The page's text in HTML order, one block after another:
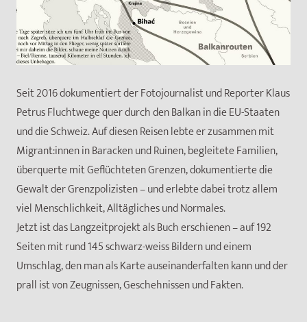
Seit 2016 dokumentiert der Fotojournalist und Reporter Klaus
Petrus Fluchtwege quer durch den Balkan in die EU-Staaten
und die Schweiz. Auf diesen Reisen lebte er zusammen mit
Migrant:innen in Baracken und Ruinen, begleitete Familien,
überquerte mit Geflüchteten Grenzen, dokumentierte die
Gewalt der Grenzpolizisten – und erlebte dabei trotz allem
viel Menschlichkeit, Alltägliches und Normales.
Jetzt ist das Langzeitprojekt als Buch erschienen – auf 192
Seiten mit rund 145 schwarz-weiss Bildern und einem
Umschlag, den man als Karte auseinanderfalten kann und der
prall ist von Zeugnissen, Geschehnissen und Fakten.